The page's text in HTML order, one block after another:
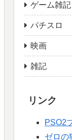
ゲーム雑記
パチスロ
映画
雑記
リンク
PSO2
ゼロの